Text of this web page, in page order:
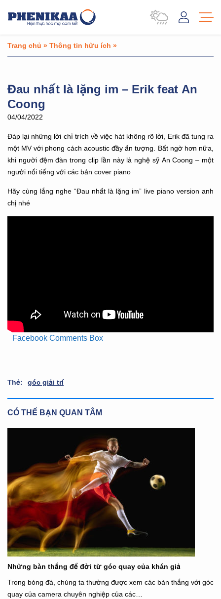
Trang chủ » Thông tin hữu ích »
Đau nhất là lặng im – Erik feat An
Coong
04/04/2022
Đáp lại những lời chỉ trích về việc hát không rõ lời, Erik đã tung ra
một MV với phong cách acoustic đầy ấn tượng. Bất ngờ hơn nữa,
khi người đệm đàn trong clip lần này là nghệ sỹ An Coong – một
người nổi tiếng với các bản cover piano
Hãy cùng lắng nghe “Đau nhất là lặng im” live piano version anh
chị nhé
Facebook Comments Box
Thẻ: góc giải trí
CÓ THỂ BẠN QUAN TÂM
Những bàn thắng để đời từ góc quay của khán giả
Trong bóng đá, chúng ta thường được xem các bàn thắng với góc
quay của camera chuyên nghiệp của các…